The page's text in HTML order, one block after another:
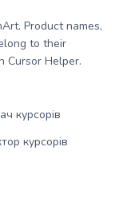
Product names,
to their
Cursor Helper.
курсорів
курсорів